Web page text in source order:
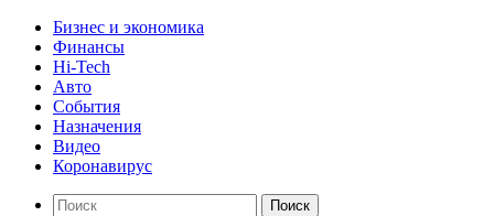
Бизнес и экономика
Финансы
Hi-Tech
Авто
События
Назначения
Видео
Коронавирус
Поиск